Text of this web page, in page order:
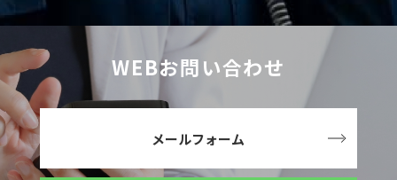
WEBお問い合わせ
メールフォーム